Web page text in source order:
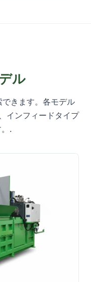
ル
きます。各モデル
インフィードタイプ
.